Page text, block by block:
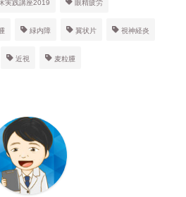
実践講座2019 眼精疲労
緑内障 翼状片 視神経炎
近視 麦粒腫